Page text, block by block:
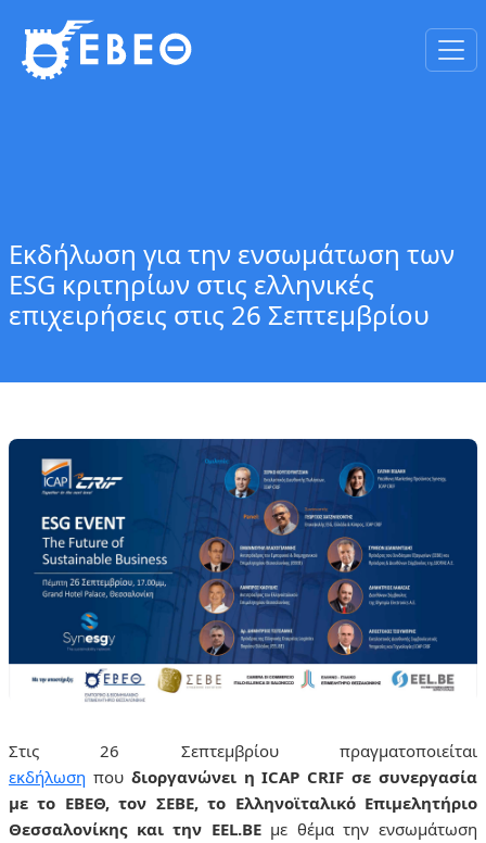
Εκδήλωση για την ενσωμάτωση των
ESG κριτηρίων στις ελληνικές
επιχειρήσεις στις 26 Σεπτεμβρίου
Στις 26 Σεπτεμβρίου πραγματοποιείται
εκδήλωση που διοργανώνει ηICAP CRIF σε συνεργασία
με το ΕΒΕΘ, τον ΣΕΒΕ, το Ελληνοϊταλικό Επιμελητήριο
Θεσσαλονίκης και την EEL.BEμε θέμα την ενσωμάτωση